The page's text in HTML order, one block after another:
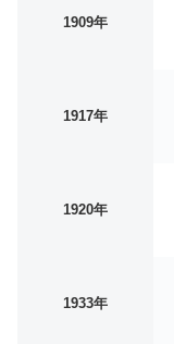
1909年
1917年
1920年
1933年